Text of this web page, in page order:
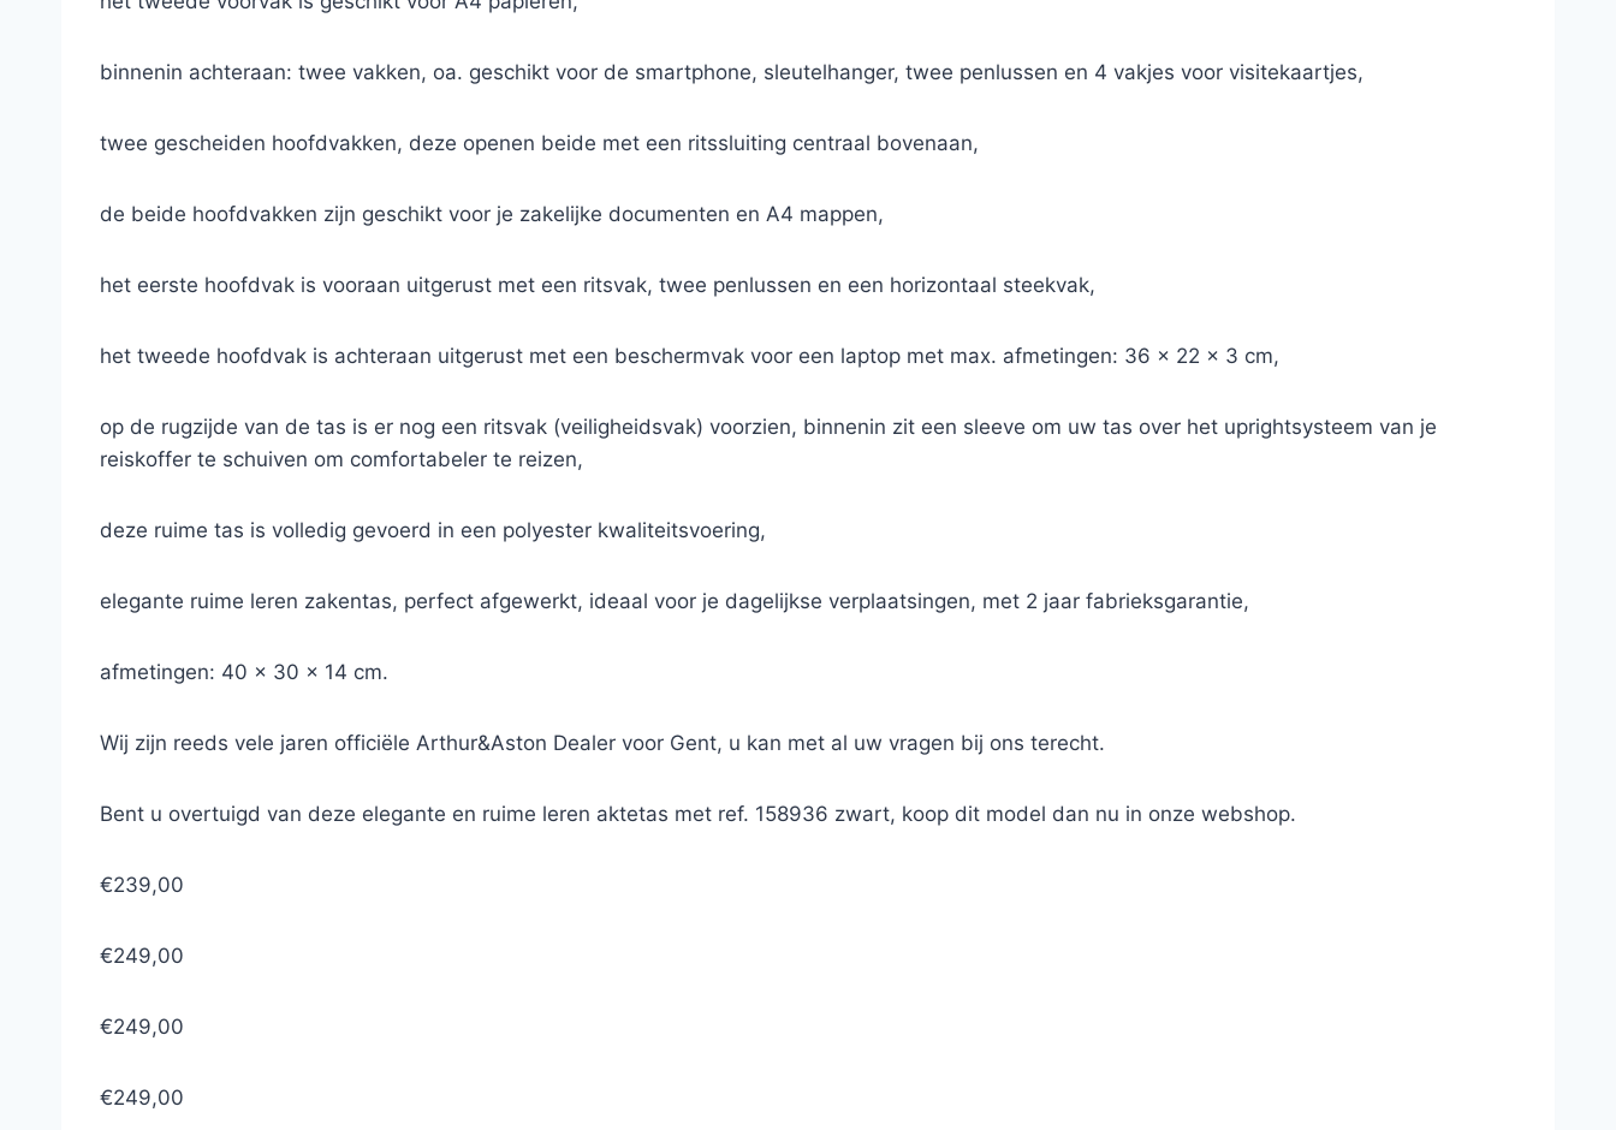
binnenin achteraan: twee vakken, oa. geschikt voor de smartphone, sleutelhanger, twee penlussen en 4 vakjes voor visitekaartjes,
twee gescheiden hoofdvakken, deze openen beide met een ritssluiting centraal bovenaan,
de beide hoofdvakken zijn geschikt voor je zakelijke documenten en A4 mappen,
het eerste hoofdvak is vooraan uitgerust met een ritsvak, twee penlussen en een horizontaal steekvak,
het tweede hoofdvak is achteraan uitgerust met een beschermvak voor een laptop met max. afmetingen: 36 x 22 x 3 cm,
op de rugzijde van de tas is er nog een ritsvak (veiligheidsvak) voorzien, binnenin zit een sleeve om uw tas over het uprightsysteem van je
reiskoffer te schuiven om comfortabeler te reizen,
deze ruime tas is volledig gevoerd in een polyester kwaliteitsvoering,
elegante ruime leren zakentas, perfect afgewerkt, ideaal voor je dagelijkse verplaatsingen, met 2 jaar fabrieksgarantie,
afmetingen: 40 x 30 x 14 cm.
Wij zijn reeds vele jaren officiële Arthur&Aston Dealer voor Gent, u kan met al uw vragen bij ons terecht.
Bent u overtuigd van deze elegante en ruime leren aktetas met ref. 158936 zwart, koop dit model dan nu in onze webshop.
€239,00
€249,00
€249,00
€249,00